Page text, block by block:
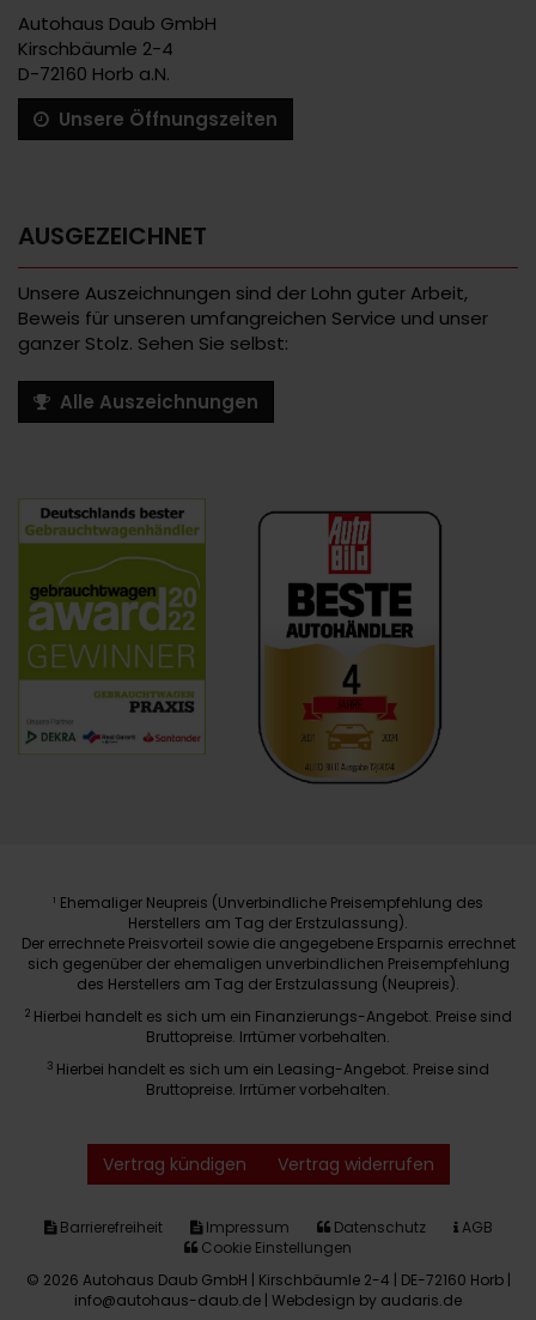
Autohaus Daub GmbH
Kirschbäumle 2-4
D-72160 Horb a.N.
Unsere Öffnungszeiten
AUSGEZEICHNET
Unsere Auszeichnungen sind der Lohn guter Arbeit,
Beweis für unseren umfangreichen Service und unser
ganzer Stolz. Sehen Sie selbst:
Alle Auszeichnungen
1 Ehemaliger Neupreis (Unverbindliche Preisempfehlung des
Herstellers am Tag der Erstzulassung).
Der errechnete Preisvorteil sowie die angegebene Ersparnis errechnet
sich gegenüber der ehemaligen unverbindlichen Preisempfehlung
des Herstellers am Tag der Erstzulassung (Neupreis).
2 Hierbei handelt es sich um ein Finanzierungs-Angebot. Preise sind
Bruttopreise. Irrtümer vorbehalten.
3 Hierbei handelt es sich um ein Leasing-Angebot. Preise sind
Bruttopreise. Irrtümer vorbehalten.
Vertrag kündigen Vertrag widerrufen
Barrierefreiheit Impressum Datenschutz
AGB
Cookie Einstellungen
© 2026 Autohaus Daub GmbH | Kirschbäumle 2-4 | DE-72160 Horb |
info@autohaus-daub.de | Webdesign by audaris.de